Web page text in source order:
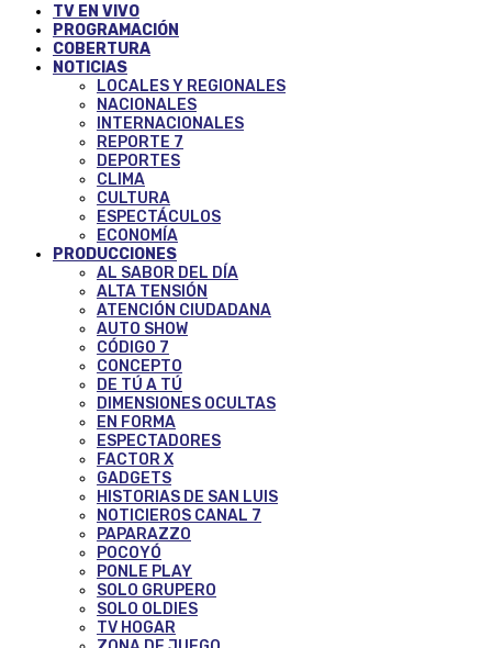
TV EN VIVO
PROGRAMACIÓN
COBERTURA
NOTICIAS
LOCALES Y REGIONALES
NACIONALES
INTERNACIONALES
REPORTE 7
DEPORTES
CLIMA
CULTURA
ESPECTÁCULOS
ECONOMÍA
PRODUCCIONES
AL SABOR DEL DÍA
ALTA TENSIÓN
ATENCIÓN CIUDADANA
AUTO SHOW
CÓDIGO 7
CONCEPTO
DE TÚ A TÚ
DIMENSIONES OCULTAS
EN FORMA
ESPECTADORES
FACTOR X
GADGETS
HISTORIAS DE SAN LUIS
NOTICIEROS CANAL 7
PAPARAZZO
POCOYÓ
PONLE PLAY
SOLO GRUPERO
SOLO OLDIES
TV HOGAR